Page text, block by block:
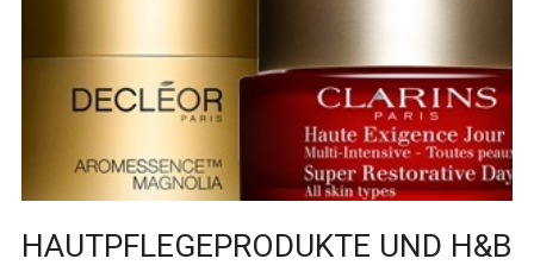
RÜCKGABEBEDINGUNGEN
HILFE
HAUTPFLEGEPRODUKTE UND H&B